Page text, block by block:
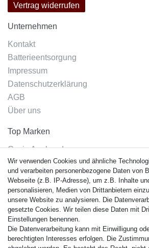
Vertrag widerrufen
Unternehmen
Kontakt
Batterieentsorgung
Impressum
Datenschutzerklärung
AGB
Über uns
Top Marken
Casio Armband
Festina Armband
Citizen Armband
M. Lacroix Armband
J. Lemans Armband
Uhrenarmbänder - Alle
Sicherheit
Wir verwenden Cookies und ähnliche
und verarbeiten personenbezogene Daten von
Webseite (z.B. IP-Adresse), um z.B. Inhalte
personalisieren, Medien von Drittanbietern
unsere Website zu analysieren. Die
gesetzte Cookies. Wir teilen diese Daten mit
Einstellungen benennen.
Die Datenverarbeitung kann mit Einwilligung
berechtigten Interesses erfolgen. Die